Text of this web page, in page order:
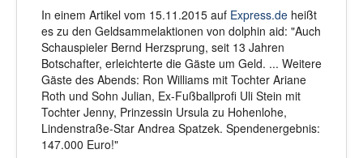
In einem Artikel vom 15.11.2015 auf Express.de heißt
es zu den Geldsammelaktionen von dolphin aid: "Auch
Schauspieler Bernd Herzsprung, seit 13 Jahren
Botschafter, erleichterte die Gäste um Geld. ... Weitere
Gäste des Abends: Ron Williams mit Tochter Ariane
Roth und Sohn Julian, Ex-Fußballprofi Uli Stein mit
Tochter Jenny, Prinzessin Ursula zu Hohenlohe,
Lindenstraße-Star Andrea Spatzek. Spendenergebnis:
147.000 Euro!"